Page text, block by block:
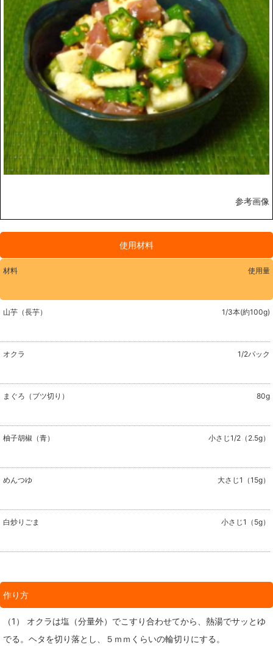
参考画像
使用材料
材料 使用量
山芋（長芋） 1/3本(約100g)
オクラ 1/2パック
まぐろ（ブツ切り） 80g
柚子胡椒（青） 小さじ1/2（2.5g）
めんつゆ 大さじ1（15g）
白炒りごま 小さじ1（5g）
作り方
（1） オクラは塩（分量外）でこすり合わせてから、熱湯でサッとゆ
でる。ヘタを切り落とし、５ｍｍくらいの輪切りにする。